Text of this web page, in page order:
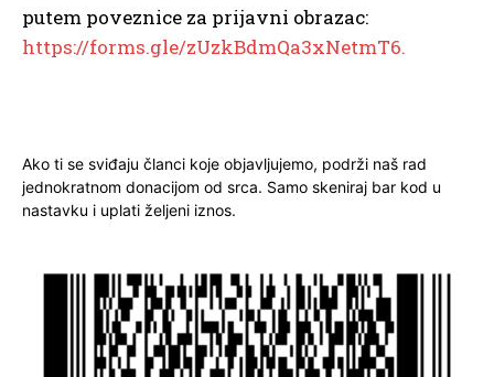
putem poveznice za prijavni obrazac:
https://forms.gle/zUzkBdmQa3xNetmT6.
Ako ti se sviđaju članci koje objavljujemo, podrži naš rad
jednokratnom donacijom od srca. Samo skeniraj bar kod u
nastavku i uplati željeni iznos.